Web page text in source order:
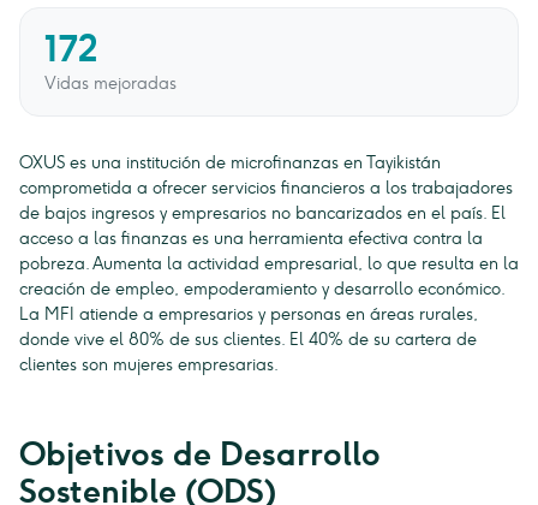
172
Vidas mejoradas
OXUS es una institución de microfinanzas en Tayikistán
comprometida a ofrecer servicios financieros a los trabajadores
de bajos ingresos y empresarios no bancarizados en el país. El
acceso a las finanzas es una herramienta efectiva contra la
pobreza. Aumenta la actividad empresarial, lo que resulta en la
creación de empleo, empoderamiento y desarrollo económico.
La MFI atiende a empresarios y personas en áreas rurales,
donde vive el 80% de sus clientes. El 40% de su cartera de
clientes son mujeres empresarias.
Objetivos de Desarrollo
Sostenible (ODS)